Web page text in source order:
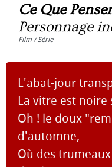
Ce Que
Personnage
Film / Série
L'abat-jour
La vitre est
Oh ! le doux
d'automne,
Où des